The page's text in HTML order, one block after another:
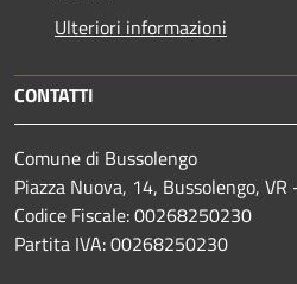
Ulteriori informazioni
CONTATTI
Comune di Bussolengo
Piazza Nuova, 14, Bussolengo,
Codice Fiscale: 00268250230
Partita IVA: 00268250230